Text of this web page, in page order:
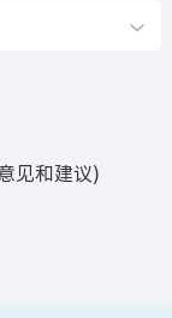
见和建议)